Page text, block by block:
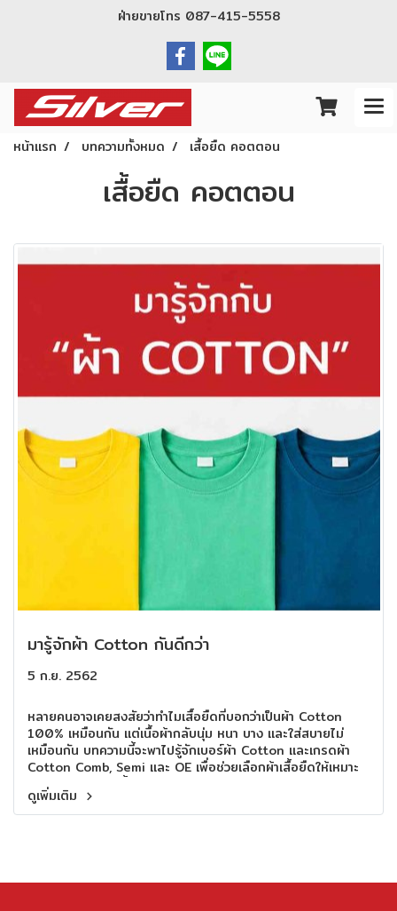
ฝ่ายขายโทร 087-415-5558
หน้าแรก บทความทั้งหมด เสื้อยืด คอตตอน
เสื้อยืด คอตตอน
มารู้จักผ้า Cotton กันดีกว่า
5 ก.ย. 2562
หลายคนอาจเคยสงสัยว่าทำไมเสื้อยืดที่บอกว่าเป็นผ้า Cotton
100% เหมือนกัน แต่เนื้อผ้ากลับนุ่ม หนา บาง และใส่สบายไม่
เหมือนกัน บทความนี้จะพาไปรู้จักเบอร์ผ้า Cotton และเกรดผ้า
Cotton Comb, Semi และ OE เพื่อช่วยเลือกผ้าเสื้อยืดให้เหมาะ
กับการใช้งานมากขึ้น
ดูเพิ่มเติม